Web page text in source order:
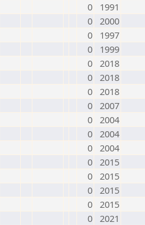
0
1991
0 2000
0
1997
0
1999
0 2018
0 2018
0 2018
0 2007
0 2004
0 2004
0 2004
0 2015
0 2015
0 2015
0 2015
0 2021